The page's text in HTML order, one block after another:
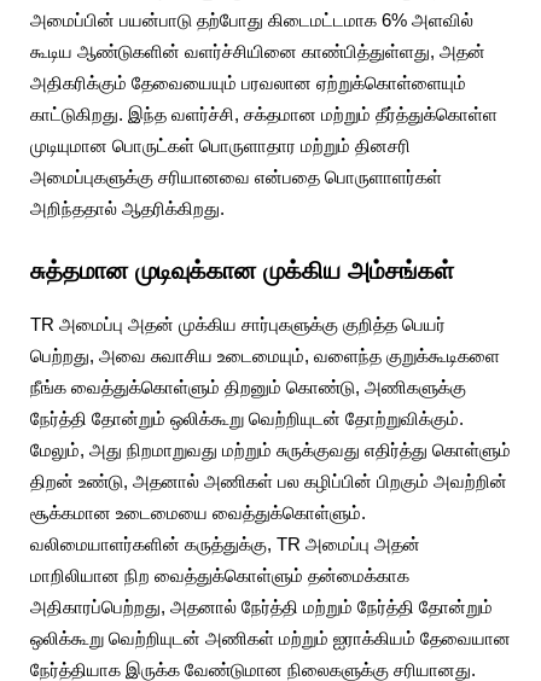
அமைப்பின் பயன்பாடு தற்போது கிடைமட்டமாக 6% அளவில்
கூடிய ஆண்டுகளின் வளர்ச்சியினை காண்பித்துள்ளது, அதன்
அதிகரிக்கும் தேவையையும் பரவலான ஏற்றுக்கொள்ளையும்
காட்டுகிறது. இந்த வளர்ச்சி, சக்தமான மற்றும் தீர்த்துக்கொள்ள
முடியுமான பொருட்கள் பொருளாதார மற்றும் தினசரி
அமைப்புகளுக்கு சரியானவை என்பதை பொருளாளர்கள்
அறிந்ததால் ஆதரிக்கிறது.
சுத்தமான முடிவுக்கான முக்கிய அம்சங்கள்
TR அமைப்பு அதன் முக்கிய சார்புகளுக்கு குறித்த பெயர்
பெற்றது, அவை சுவாசிய உடைமையும், வளைந்த குறுக்கூடிகளை
நீங்க வைத்துக்கொள்ளும் திறனும் கொண்டு, அணிகளுக்கு
நேர்த்தி தோன்றும் ஒலிக்கூறு வெற்றியுடன் தோற்றுவிக்கும்.
மேலும், அது நிறமாறுவது மற்றும் சுருக்குவது எதிர்த்து கொள்ளும்
திறன் உண்டு, அதனால் அணிகள் பல கழிப்பின் பிறகும் அவற்றின்
சூக்கமான உடைமையை வைத்துக்கொள்ளும்.
வலிமையாளர்களின் கருத்துக்கு, TR அமைப்பு அதன்
மாறிலியான நிற வைத்துக்கொள்ளும் தன்மைக்காக
அதிகாரப்பெற்றது, அதனால் நேர்த்தி மற்றும் நேர்த்தி தோன்றும்
ஒலிக்கூறு வெற்றியுடன் அணிகள் மற்றும் ஐராக்கியம் தேவையான
நேர்த்தியாக இருக்க வேண்டுமான நிலைகளுக்கு சரியானது.